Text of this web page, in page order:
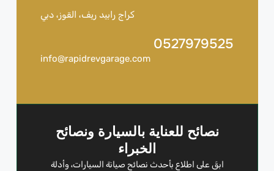
كراج رابيد ريف، القوز، دبي
0527979525
info@rapidrevgarage.com
نصائح للعناية بالسيارة ونصائح
الخبراء
ابقَ على اطلاع بأحدث نصائح صيانة السيارات، وأدلة